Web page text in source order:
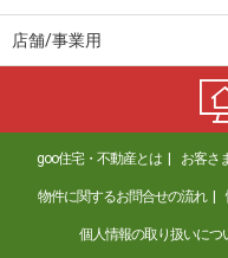
店舗/事業用
goo住宅・不動産とは お客さ
物件に関するお問合せの流れ
個人情報の取り扱いにつ